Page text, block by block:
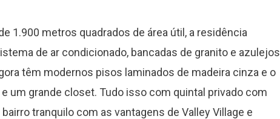
1.900 metros quadrados de área útil, a residência
de ar condicionado, bancadas de granito e azulejos
têm modernos pisos laminados de madeira cinza e o
um grande closet. Tudo isso com quintal privado com
tranquilo com as vantagens de Valley Village e